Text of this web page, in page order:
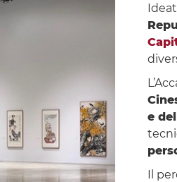
e
Il